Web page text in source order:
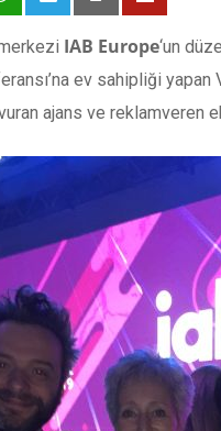
IAB Europe‘un
ev sahipliği yapan
ajans ve reklamveren